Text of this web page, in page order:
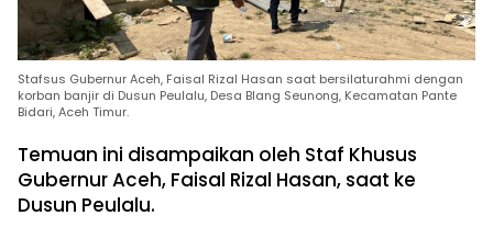
Stafsus Gubernur Aceh, Faisal Rizal Hasan saat bersilaturahmi dengan
korban banjir di Dusun Peulalu, Desa Blang Seunong, Kecamatan Pante
Bidari, Aceh Timur.
Temuan ini disampaikan oleh Staf Khusus
Gubernur Aceh, Faisal Rizal Hasan, saat ke
Dusun Peulalu.